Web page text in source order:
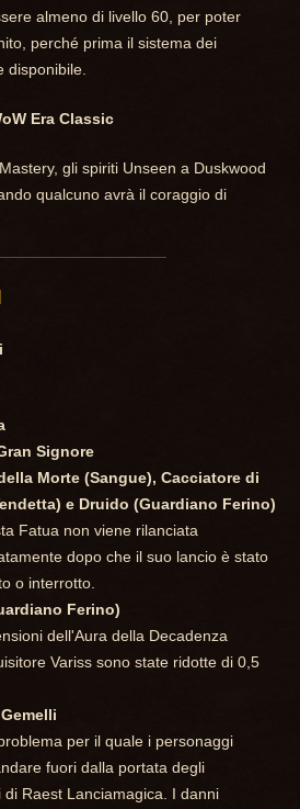
almeno di livello 60, per poter
perché prima il sistema dei
disponibile.
Era Classic
gli spiriti Unseen a Duskwood
qualcuno avrà il coraggio di
Signore
Morte (Sangue), Cacciatore di
e Druido (Guardiano Ferino)
Fatua non viene rilanciata
dopo che il suo lancio è stato
o interrotto.
Ferino)
dell'Aura della Decadenza
Variss sono state ridotte di 0,5
per il quale i personaggi
fuori dalla portata degli
di Raest Lanciamagica. I danni